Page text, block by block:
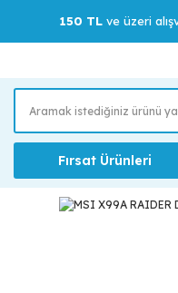
150 TLve üzeri
Fırsat Ürünleri